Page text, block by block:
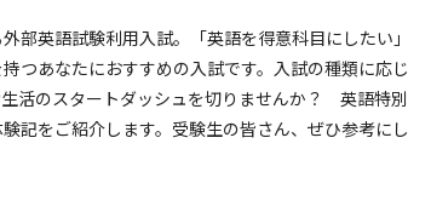
部英語試験利用入試。「英語を得意科目にしたい」
つあなたにおすすめの入試です。入試の種類に応じ
活のスタートダッシュを切りませんか？ 英語特別
記をご紹介します。受験生の皆さん、ぜひ参考にし